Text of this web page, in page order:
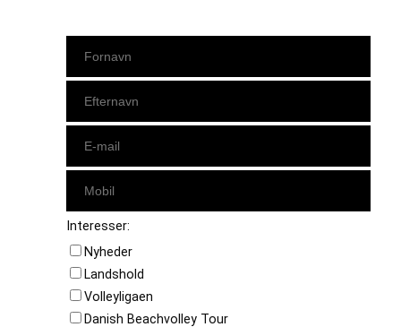
Interesser:
Nyheder
Landshold
Volleyligaen
Danish Beachvolley Tour